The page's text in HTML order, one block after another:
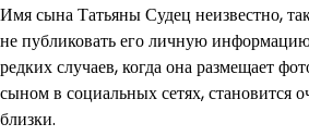
Имя сына Татьяны Судец неизвестно,
не публиковать его личную
редких случаев, когда она размещает
сыном в социальных сетях, становится
близки.